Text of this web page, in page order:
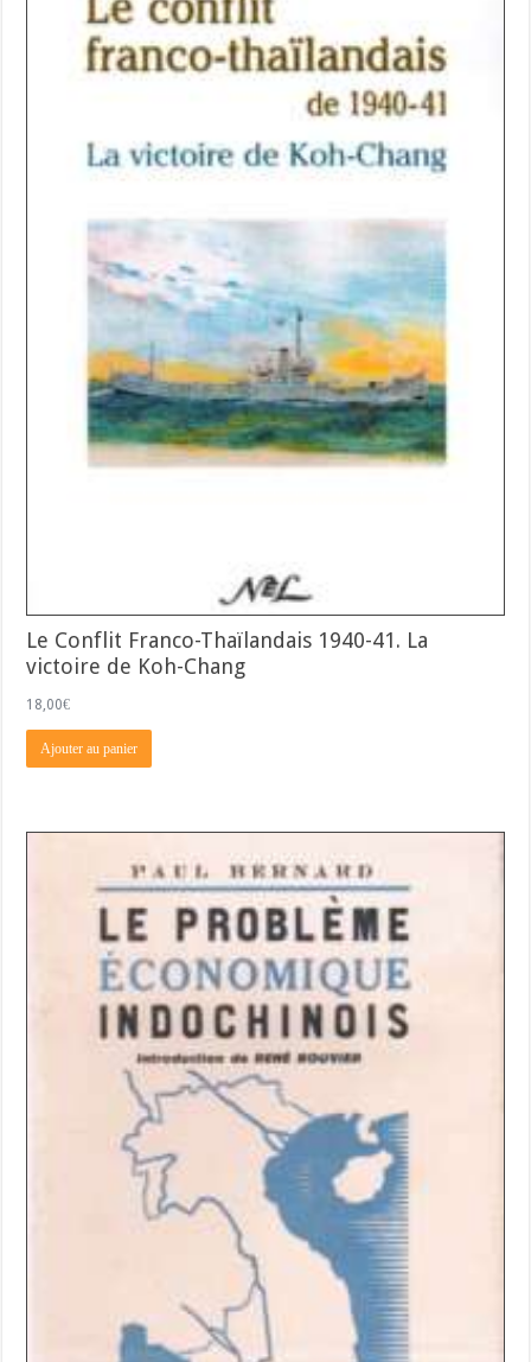
Le Conflit Franco-Thaïlandais 1940-41. La
victoire de Koh-Chang
18,00€
Ajouter au panier